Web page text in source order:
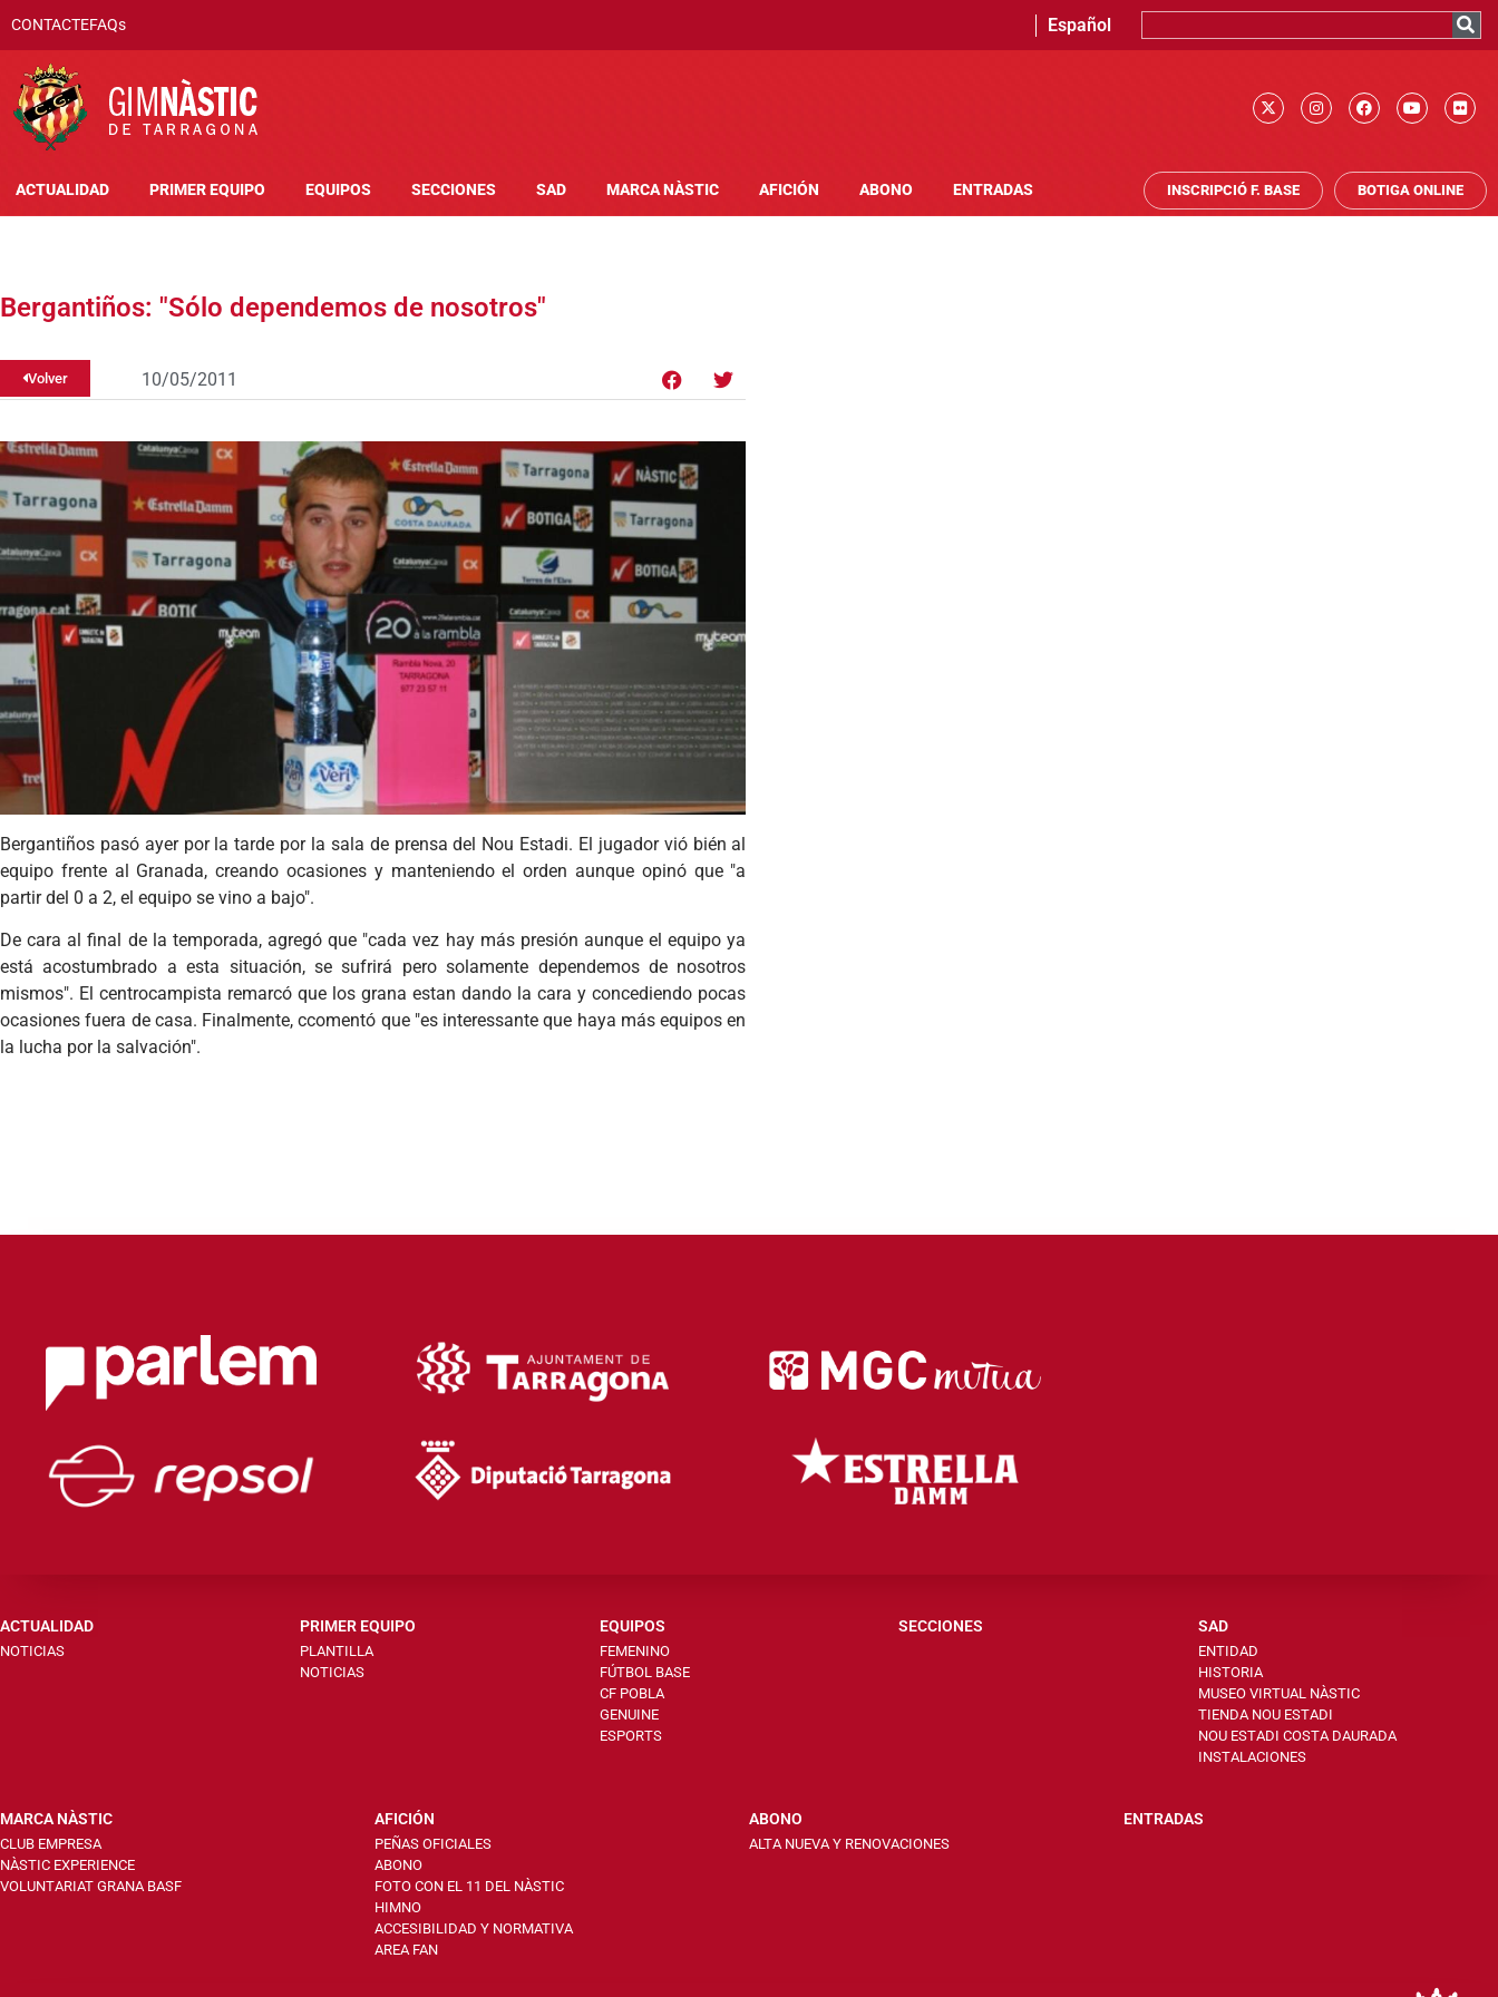
CONTACTEFAQs Español
ACTUALIDAD PRIMER EQUIPO EQUIPOS SECCIONES SAD MARCA NÀSTIC AFICIÓN ABONO ENTRADAS INSCRIPCIÓ F. BASE BOTIGA ONLINE
Bergantiños: "Sólo dependemos de nosotros"
Volver 10/05/2011
Bergantiños pasó ayer por la tarde por la sala de prensa del Nou Estadi. El jugador vió bién al
equipo frente al Granada, creando ocasiones y manteniendo el orden aunque opinó que "a
partir del 0 a 2, el equipo se vino a bajo".
De cara al final de la temporada, agregó que "cada vez hay más presión aunque el equipo ya
está acostumbrado a esta situación, se sufrirá pero solamente dependemos de nosotros
mismos". El centrocampista remarcó que los grana estan dando la cara y concediendo pocas
ocasiones fuera de casa. Finalmente, ccomentó que "es interessante que haya más equipos en
la lucha por la salvación".
ACTUALIDAD
NOTICIAS
PRIMER EQUIPO
PLANTILLA
NOTICIAS
EQUIPOS
FEMENINO
FÚTBOL BASE
CF POBLA
GENUINE
ESPORTS
SECCIONES SAD
ENTIDAD
HISTORIA
MUSEO VIRTUAL NÀSTIC
TIENDA NOU ESTADI
NOU ESTADI COSTA DAURADA
INSTALACIONES
MARCA NÀSTIC
CLUB EMPRESA
NÀSTIC EXPERIENCE
VOLUNTARIAT GRANA BASF
AFICIÓN
PEÑAS OFICIALES
ABONO
FOTO CON EL 11 DEL NÀSTIC
HIMNO
ACCESIBILIDAD Y NORMATIVA
AREA FAN
ABONO
ALTA NUEVA Y RENOVACIONES
ENTRADAS